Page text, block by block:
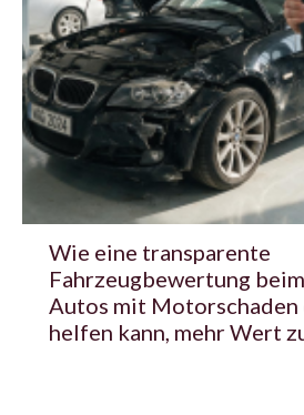
Wie eine transparente
Fahrzeugbewertung
Autos mit Motorschaden
helfen kann, mehr Wert